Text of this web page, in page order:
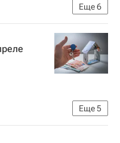
Еще6
Путин
Еще5
Россия